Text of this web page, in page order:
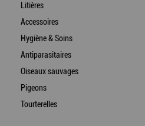
Litières
Accessoires
Hygiène & Soins
Antiparasitaires
Oiseaux sauvages
Pigeons
Tourterelles